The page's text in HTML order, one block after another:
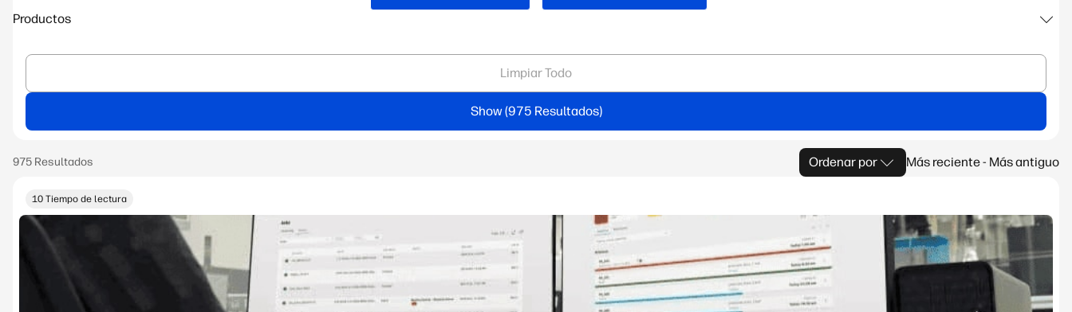
Productos
Limpiar Todo
Show
Ordenar por Más reciente - Más antiguo
10 Tiempo de lectura